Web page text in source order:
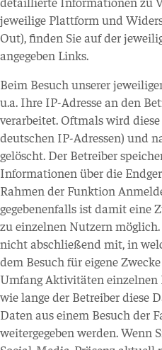
jeweilige Plattform und
Out), finden Sie auf der
angegeben Links.
Beim Besuch unserer
u.a. Ihre IP-Adresse an den
verarbeitet. Oftmals wird
deutschen IP-Adressen) und
gelöscht. Der Betreiber
Informationen über die
Rahmen der Funktion
gegebenenfalls ist damit eine
zu einzelnen Nutzern
nicht abschließend mit, in
dem Besuch für eigene
Umfang Aktivitäten einzelnen
wie lange der Betreiber diese
Daten aus einem Besuch der
weitergegeben werden. Wenn